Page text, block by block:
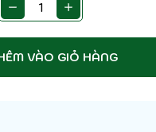
VÀO GIỎ HÀNG